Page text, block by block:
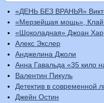
«ДЕНЬ БЕЗ ВРАНЬЯ»
«Мерзейшая мощь»,
«Шоколадная» Джоан
Алекс Экслер
Анджелина Джоли
Анна Гавальда «35 кило
Валентин Пикуль
Детектив в современной
Джейн Остин